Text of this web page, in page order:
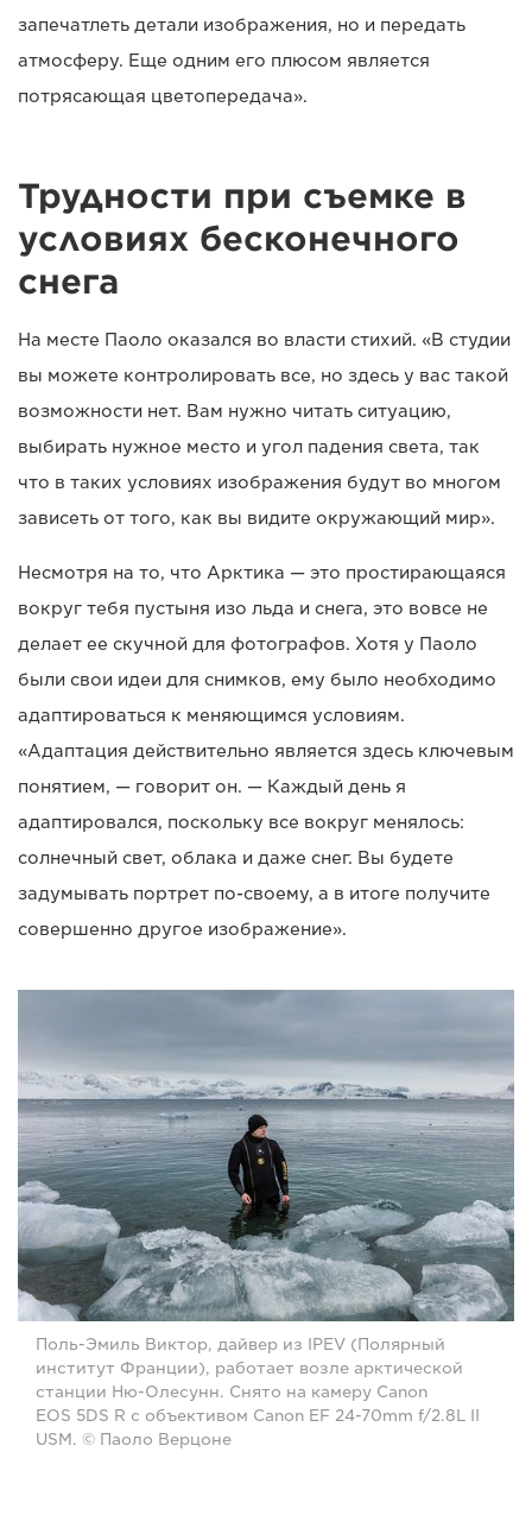
запечатлеть детали изображения, но и передать
атмосферу. Еще одним его плюсом является
потрясающая цветопередача».
Трудности при съемке в
условиях бесконечного
снега
На месте Паоло оказался во власти стихий. «В студии
вы можете контролировать все, но здесь у вас такой
возможности нет. Вам нужно читать ситуацию,
выбирать нужное место и угол падения света, так
что в таких условиях изображения будут во многом
зависеть от того, как вы видите окружающий мир».
Несмотря на то, что Арктика — это простирающаяся
вокруг тебя пустыня изо льда и снега, это вовсе не
делает ее скучной для фотографов. Хотя у Паоло
были свои идеи для снимков, ему было необходимо
адаптироваться к меняющимся условиям.
«Адаптация действительно является здесь ключевым
понятием, — говорит он. — Каждый день я
адаптировался, поскольку все вокруг менялось:
солнечный свет, облака и даже снег. Вы будете
задумывать портрет по-своему, а в итоге получите
совершенно другое изображение».
Поль-Эмиль Виктор, дайвер из IPEV (Полярный
институт Франции), работает возле арктической
станции Ню-Олесунн. Снято на камеру Canon
EOS 5DS R с объективом Canon EF 24-70mm f/2.8L II
USM. © Паоло Верцоне